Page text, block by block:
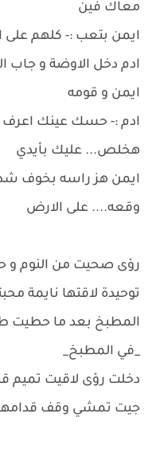
معاك فين
ايمن بتعب :- كلهم على
ادم دخل الاوضة و جاب
ايمن و قومه
ادم :- حسك عينك اعرف
هخلص... عليك بأيدي
ايمن هز راسه بخوف
وقعه.... على الارض
رؤى صحيت من النوم
توحيدة لاقتها نايمة
المطبخ بعد ما حطيت
_في المطبخ_
دخلت رؤى لاقيت تميم
جيت تمشي وقف